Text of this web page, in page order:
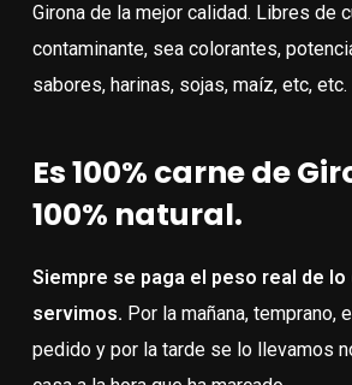
Girona de la mejor calidad. Libres de
contaminante, sea colorantes,
sabores, harinas, sojas, maíz, etc, etc.
Es 100% carne de
100% natural.
Siempre se paga el peso real de lo
servimos. Por la mañana, temprano,
pedido y por la tarde se lo llevamos